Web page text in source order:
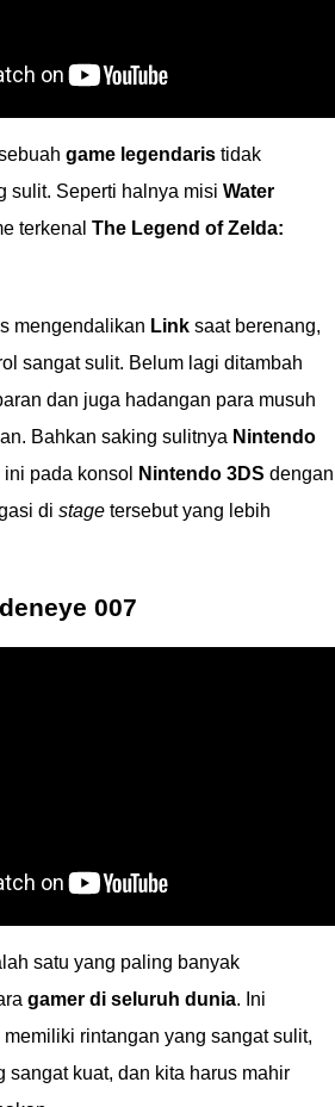
game legendaris tidak
sulit. Seperti halnya misi Water
terkenal The Legend of Zelda:
mengendalikan Link saat berenang,
sangat sulit. Belum lagi ditambah
dan juga hadangan para musuh
Bahkan saking sulitnya Nintendo
pada konsol
Nintendo 3DS dengan
di stage tersebut yang lebih
007
satu yang paling banyak
gamer di seluruh dunia. Ini
memiliki rintangan yang sangat sulit,
sangat kuat, dan kita harus mahir